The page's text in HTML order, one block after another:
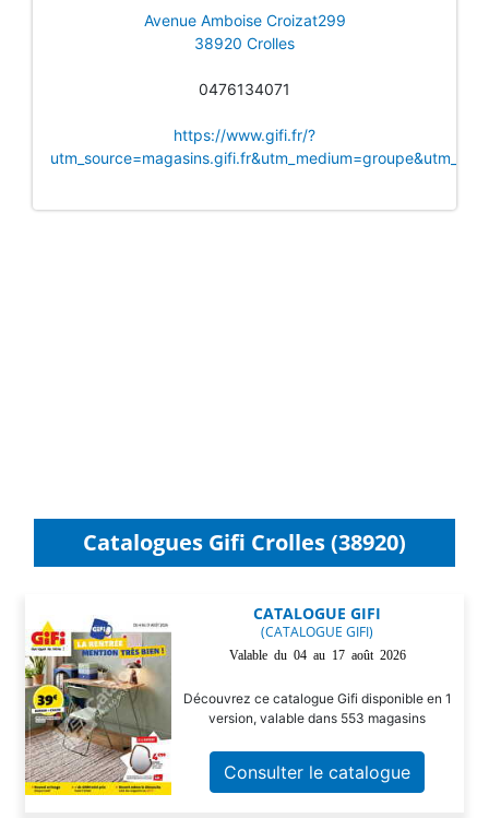
Avenue Amboise Croizat299
38920 Crolles
0476134071
https://www.gifi.fr/?
Catalogues Gifi Crolles (38920)
CATALOGUE GIFI
(CATALOGUE GIFI)
Valable du 04 au 17 août 2026
Découvrez ce catalogue Gifi disponible en 1
version, valable dans 553 magasins
Consulter le catalogue